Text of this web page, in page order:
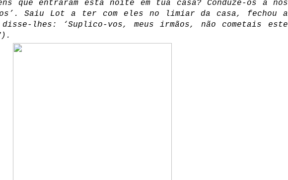
que entraram esta noite em tua casa? Conduze-os a nós
Saiu Lot a ter com eles no limiar da casa, fechou a
lhes: ‘Suplico-vos, meus irmãos, não cometais este
).